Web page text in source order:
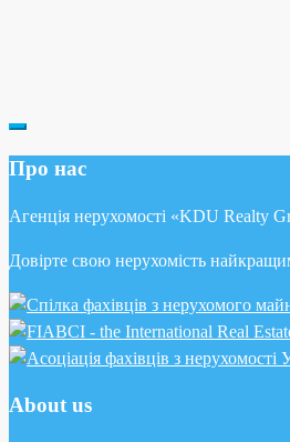
Про нас
Агенція нерухомості «KDU Realty
Довірте свою нерухомість
About us